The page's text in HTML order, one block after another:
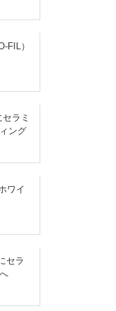
FIL）
ラミ
ング
ワイ
セラ